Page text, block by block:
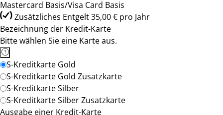
Mastercard Basis/Visa Card Basis
Zusätzliches Entgelt 35,00 € pro Jahr
Bezeichnung der Kredit-Karte
Bitte wählen Sie eine Karte aus.
S-Kreditkarte Gold
S-Kreditkarte Gold Zusatzkarte
S-Kreditkarte Silber
S-Kreditkarte Silber Zusatzkarte
Ausgabe einer Kredit-Karte